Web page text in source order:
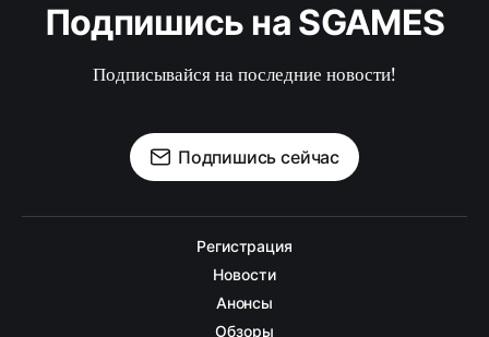
Подпишись на SGAMES
Подписывайся на последние новости!
Подпишись сейчас
Регистрация
Новости
Анонсы
Обзоры